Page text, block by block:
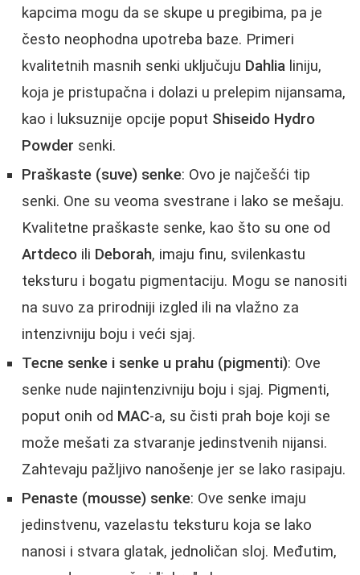
kapcima mogu da se skupe u pregibima, pa je
često neophodna upotreba baze. Primeri
kvalitetnih masnih senki uključuju Dahlia liniju,
koja je pristupačna i dolazi u prelepim nijansama,
kao i luksuznije opcije poput Shiseido Hydro
Powder senki.
Praškaste (suve) senke: Ovo je najčešći tip
senki. One su veoma svestrane i lako se mešaju.
Kvalitetne praškaste senke, kao što su one od
Artdeco ili Deborah, imaju finu, svilenkastu
teksturu i bogatu pigmentaciju. Mogu se nanositi
na suvo za prirodniji izgled ili na vlažno za
intenzivniju boju i veći sjaj.
Tecne senke i senke u prahu (pigmenti): Ove
senke nude najintenzivniju boju i sjaj. Pigmenti,
poput onih od MAC-a, su čisti prah boje koji se
može mešati za stvaranje jedinstvenih nijansi.
Zahtevaju pažljivo nanošenje jer se lako rasipaju.
Penaste (mousse) senke: Ove senke imaju
jedinstvenu, vazelastu teksturu koja se lako
nanosi i stvara glatak, jednoličan sloj. Međutim,